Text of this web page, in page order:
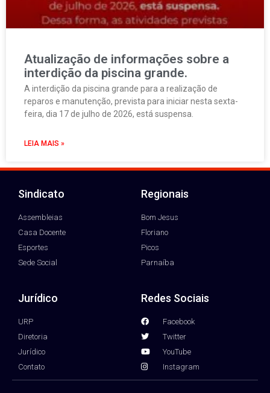
Atualização de informações sobre a
interdição da piscina grande.
A interdição da piscina grande para a realização de
reparos e manutenção, prevista para iniciar nesta sexta-
feira, dia 17 de julho de 2026, está suspensa.
LEIA MAIS »
Sindicato
Assembleias
Casa Docente
Esportes
Sede Social
Regionais
Bom Jesus
Floriano
Picos
Parnaíba
Jurídico
URP
Diretoria
Jurídico
Contato
Redes Sociais
Facebook
Twitter
YouTube
Instagram